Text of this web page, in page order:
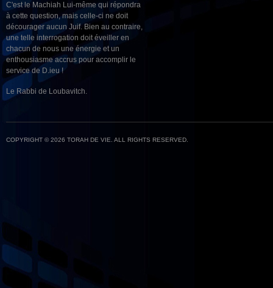
C'est le Machiah Lui-même qui répondra
à cette question, mais celle-ci ne doit
décourager aucun Juif. Bien au contraire,
une telle interrogation doit éveiller en
chacun de nous une énergie et un
enthousiasme accrus pour accomplir le
service de D.ieu !
Le Rabbi de Loubavitch.
COPYRIGHT © 2026 TORAH DE VIE. ALL RIGHTS RESERVED.